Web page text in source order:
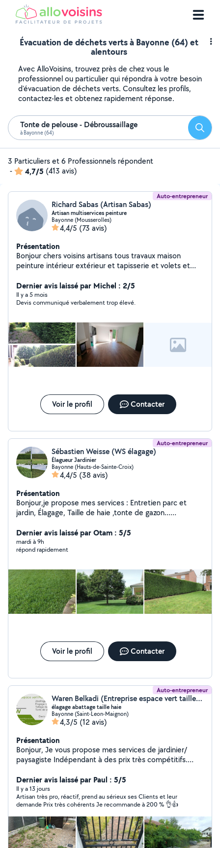
Évacuation de déchets verts à Bayonne (64) et
alentours
Avec AlloVoisins, trouvez près de chez vous le
professionnel ou particulier qui répondra à votre besoin
d'évacuation de déchets verts. Consultez les profils,
contactez-les et obtenez rapidement réponse.
Tonte de pelouse - Débroussaillage
à Bayonne (64)
3 Particuliers et 6 Professionnels répondent
-
4,7/5 (413 avis)
Auto-entrepreneur
Richard Sabas (Artisan Sabas)
Artisan multiservices peinture
Bayonne (Mousserolles)
4,4/5 (73 avis)
Présentation
Bonjour chers voisins artisans tous travaux maison
peinture intérieur extérieur et tapisserie et volets et
façade muret terrasse taillé haies taillage et abattage
d'arbres espaces verts pour tout renseignement
n'hésitez pas à me contacter. Je vous remercie
Dernier avis laissé par Michel : 2/5
Il y a 5 mois
Devis communiqué verbalement trop élevé.
Voir le profil Contacter
Auto-entrepreneur
Sébastien Weisse (WS élagage)
Élagueur Jardinier
Bayonne (Hauts-de-Sainte-Croix)
4,4/5 (38 avis)
Présentation
Bonjour,je propose mes services : Entretien parc et
jardin, Élagage, Taille de haie ,tonte de gazon...
Dernier avis laissé par Otam : 5/5
mardi à 9h
répond rapidement
Voir le profil Contacter
Auto-entrepreneur
Waren Belkadi (Entreprise espace vert taille de haie élagage)
élagage abattage taille haie
Bayonne (Saint-Leon-Maignon)
4,3/5 (12 avis)
Présentation
Bonjour, Je vous propose mes services de jardinier/
paysagiste Indépendant à des prix très compétitifs.
espaces verts même abandonné,(pour la vente au
après l'achat). Tonte et création de pelouse (semis au
en placage). Taillage des haies, élagage et abattage
d'arbres, débroussaillage , désherbage.
Enlèvement/Débarrasse végétaux et tout autre
déchets. Divers plantation (fleurs, arbres, arbustes)
possibilité de conception d'un plan . Je suis
Dernier avis laissé par Paul : 5/5
Il y a 13 jours
Artisan très pro, réactif, prend au sérieux ses Clients et leur
demande Prix très cohérents Je recommande à 200 % 👌👍